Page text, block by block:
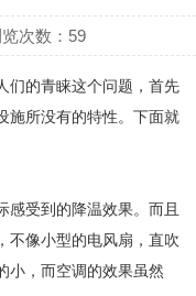
次数： 59
们的青睐这个问题，首先
施所没有的特性。下面就
感受到的降温效果。而且
不像小型的电风扇，直吹
小，而空调的效果虽然